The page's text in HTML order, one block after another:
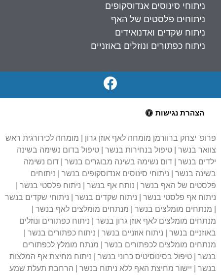
ניתוחי סינוסים אנדוסקופים
ניתוחים פלסטים של האף
ניתוח שקדים ואדנואידים
ניתוח כפתורים ונוזלים באוזניים
הצהרת נגישות
פרופ' יצחק ברוורמן מומחה לאף אוזן גרון | מומחה לכירורגית ראש
צוואר בנשר | טיפול בנחירות בנשר | טיפול בדום נשימה בשינה
ילדים בנשר | דום נשימה בשינה מבוגרים בנשר | דום נשימה
בשינה בנשר | ניתוחי סינוסים אנדוסקופים בנשר | ניתוחים
פלסטים של האף בנשר | נותח אף בנשר | ניתוח פלסטי בנשר |
ניתוח אף פלסטי בנשר | ניתוח שקדים בנשר | ניתוחי שקדים בנשר
| מנתחים מומלצים בנשר | מנתחים מומלצים לאף בנשר |
מנתחים מומלצים לאף אוזן גרון בנשר | ניתוח כפתורים ונוזלים
באוזניים בנשר | ניתוח אוזניים בנשר | ניתוח כפתורים בנשר |
מנתחים מומלצים לכפתורים בנשר | מנתח מומלץ לכפתורים
בנשר | טיפול בסינוסיטיס כרוני בנשר | ניתוח מחיצת אף המלצות
בנשר | יישור מחיצת האף ללא ניתוח בנשר | הרחבת תעלת שמע